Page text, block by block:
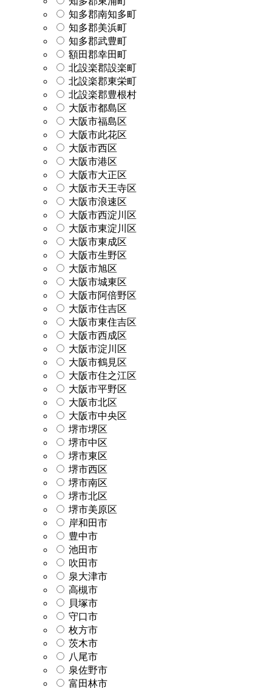
知多郡南知多町
知多郡美浜町
知多郡武豊町
額田郡幸田町
北設楽郡設楽町
北設楽郡東栄町
北設楽郡豊根村
大阪市都島区
大阪市福島区
大阪市此花区
大阪市西区
大阪市港区
大阪市大正区
大阪市天王寺区
大阪市浪速区
大阪市西淀川区
大阪市東淀川区
大阪市東成区
大阪市生野区
大阪市旭区
大阪市城東区
大阪市阿倍野区
大阪市住吉区
大阪市東住吉区
大阪市西成区
大阪市淀川区
大阪市鶴見区
大阪市住之江区
大阪市平野区
大阪市北区
大阪市中央区
堺市堺区
堺市中区
堺市東区
堺市西区
堺市南区
堺市北区
堺市美原区
岸和田市
豊中市
池田市
吹田市
泉大津市
高槻市
貝塚市
守口市
枚方市
茨木市
八尾市
泉佐野市
富田林市